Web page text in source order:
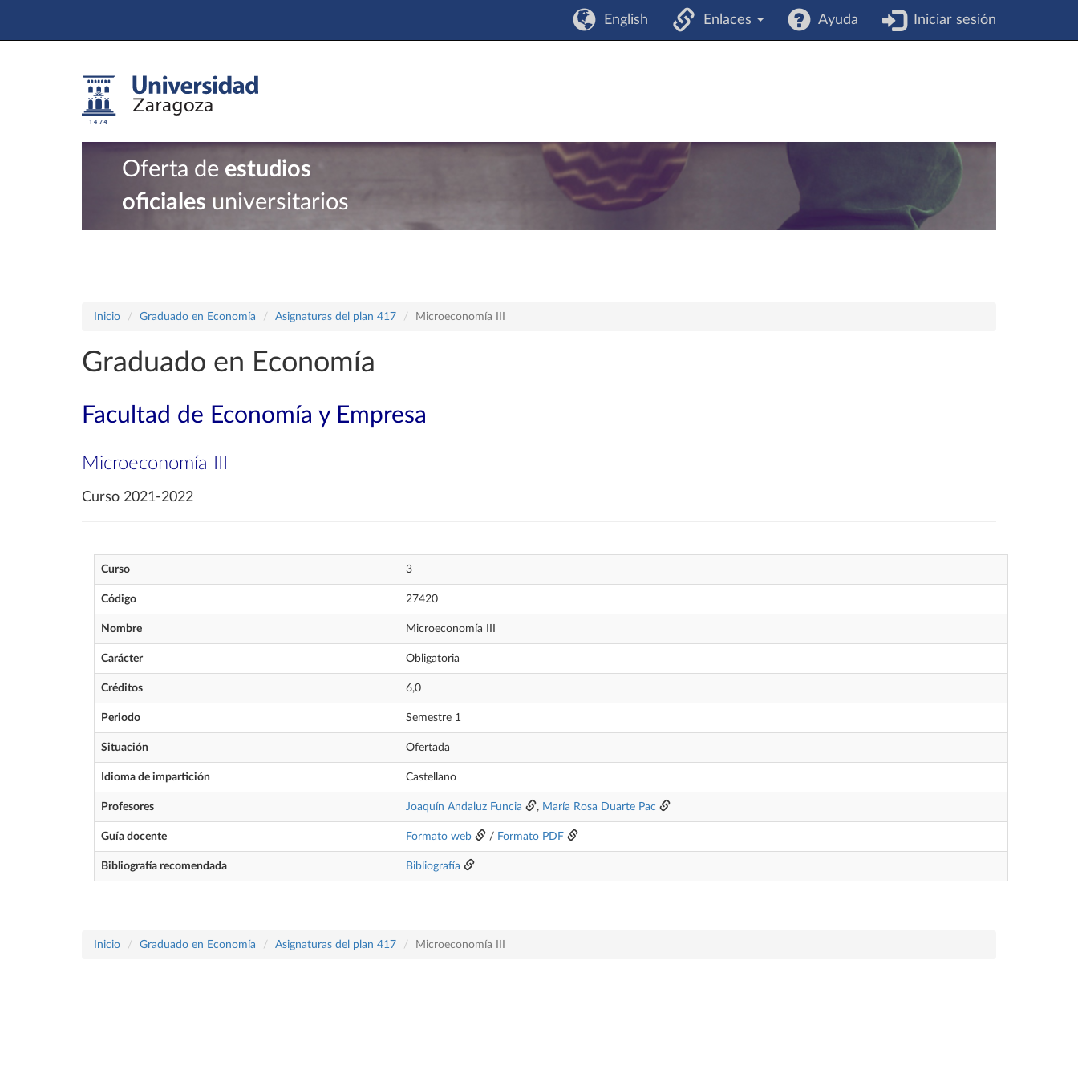
English Enlaces Ayuda Iniciar sesión
Oferta de estudios
oficiales universitarios
Inicio Graduado en Economía Asignaturas del plan 417 Microeconomía III
Graduado en Economía
Facultad de Economía y Empresa
Microeconomía III
Curso 2021-2022
Curso 3
Código 27420
Nombre Microeconomía III
Carácter Obligatoria
Créditos 6,0
Periodo Semestre 1
Situación Ofertada
Idioma de impartición Castellano
Profesores Joaquín Andaluz Funcia , María Rosa Duarte Pac
Guía docente Formato web / Formato PDF
Bibliografía recomendada Bibliografía
Inicio Graduado en Economía Asignaturas del plan 417 Microeconomía III